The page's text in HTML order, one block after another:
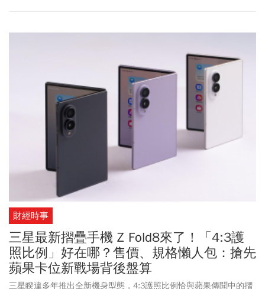
財經時事
三星最新摺疊手機 Z Fold8來了！「4:3護
照比例」好在哪？售價、規格懶人包：搶先
蘋果卡位新戰場背後盤算
三星睽違多年推出全新機身型態，4:3護照比例恰與蘋果傳聞中的摺